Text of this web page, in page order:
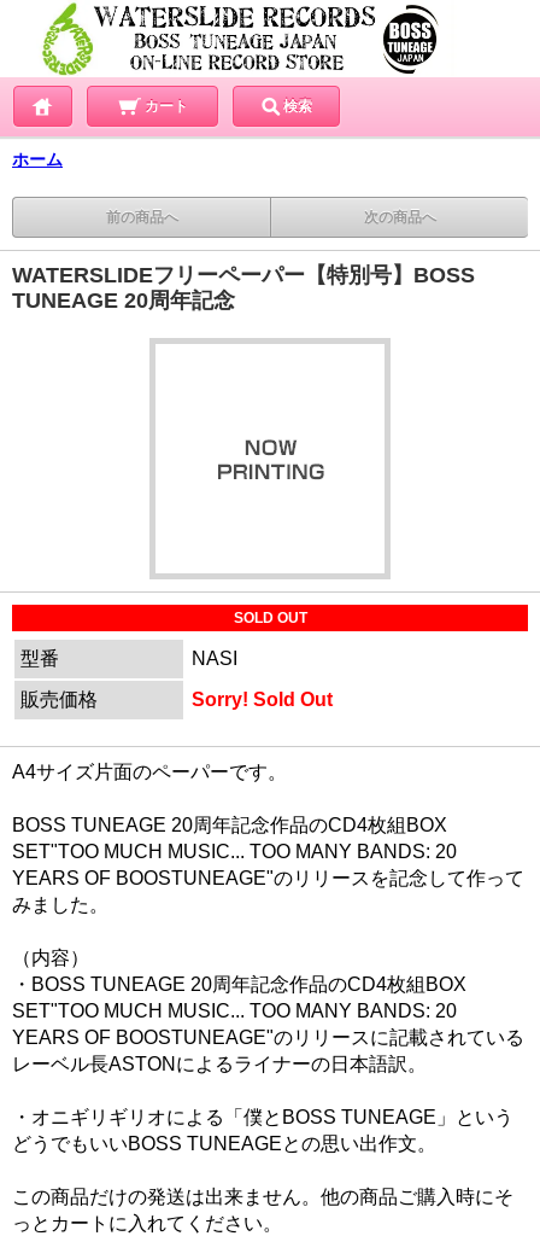
カート 検索
ホーム
前の商品へ 次の商品へ
WATERSLIDEフリーペーパー【特別号】BOSS
TUNEAGE 20周年記念
SOLD OUT
型番
NASI
販売価格
Sorry! Sold Out
A4サイズ片面のペーパーです。
BOSS TUNEAGE 20周年記念作品のCD4枚組BOX
SET"TOO MUCH MUSIC... TOO MANY BANDS: 20
YEARS OF BOOSTUNEAGE"のリリースを記念して作って
みました。
（内容）
・BOSS TUNEAGE 20周年記念作品のCD4枚組BOX
SET"TOO MUCH MUSIC... TOO MANY BANDS: 20
YEARS OF BOOSTUNEAGE"のリリースに記載されている
レーベル長ASTONによるライナーの日本語訳。
・オニギリギリオによる「僕とBOSS TUNEAGE」という
どうでもいいBOSS TUNEAGEとの思い出作文。
この商品だけの発送は出来ません。他の商品ご購入時にそ
っとカートに入れてください。